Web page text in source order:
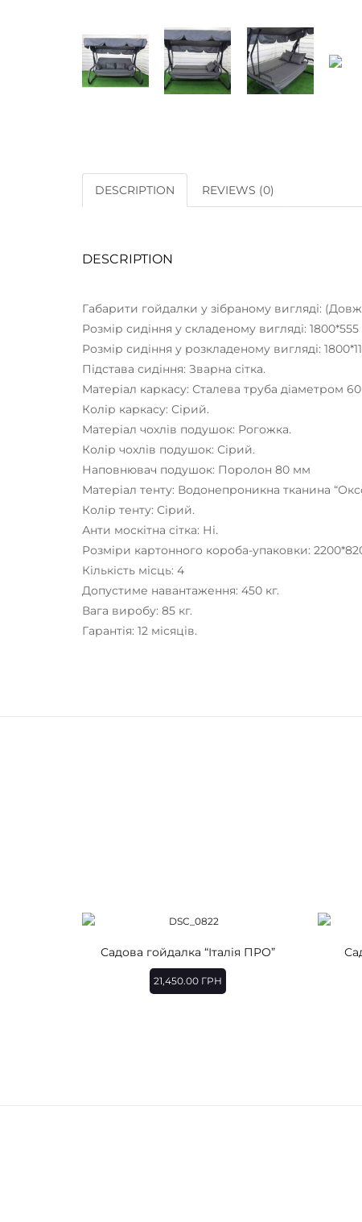
DESCRIPTION REVIEWS (0)
DESCRIPTION
Габарити гойдалки у зібраному вигляді:
Розмір сидіння у складеному вигляді:
Розмір сидіння у розкладеному вигляді:
Підстава сидіння: Зварна сітка.
Матеріал каркасу: Сталева труба діаметром
Колір каркасу: Сірий.
Матеріал чохлів подушок: Рогожка.
Колір чохлів подушок: Сірий.
Наповнювач подушок: Поролон 80 мм
Матеріал тенту: Водонепроникна тканина
Колір тенту: Сірий.
Анти москітна сітка: Ні.
Розміри картонного короба-упаковки:
Кількість місць: 4
Допустиме навантаження: 450 кг.
Вага виробу: 85 кг.
Гарантія: 12 місяців.
Садова гойдалка “Італія ПРО”
21,450.00 ГРН